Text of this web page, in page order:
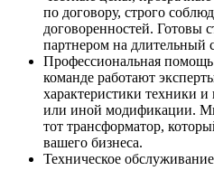
по договору, строго
договоренностей. Готовы
партнером на длительный
Профессиональная
команде работают
характеристики техники
или иной модификации.
тот трансформатор,
вашего бизнеса.
Техническое